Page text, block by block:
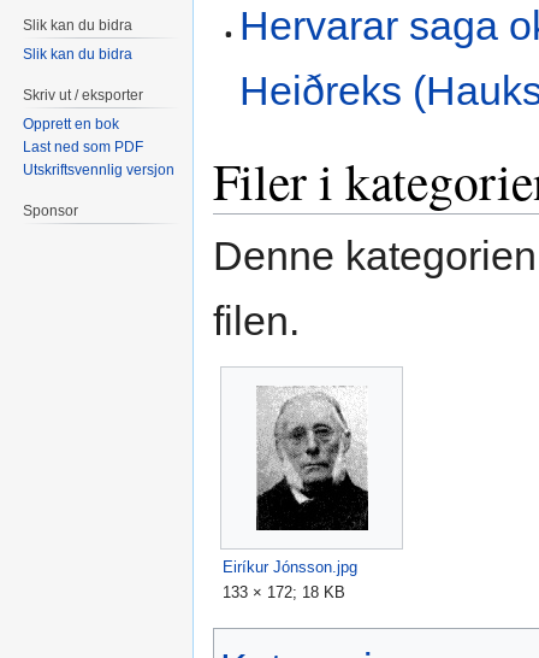
Hervarar saga
Heiðreks
Filer i
Denne
filen.
Eiríkur Jónsson.jpg
133 × 172; 18 KB
Slik kan du bidra
Slik kan du bidra
Skriv ut / eksporter
Opprett en bok
Last ned som PDF
Utskriftsvennlig versjon
Sponsor